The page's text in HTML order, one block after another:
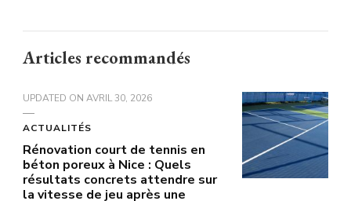
Articles recommandés
UPDATED ON AVRIL 30, 2026
ACTUALITÉS
Rénovation court de tennis en
béton poreux à Nice : Quels
résultats concrets attendre sur
la vitesse de jeu après une